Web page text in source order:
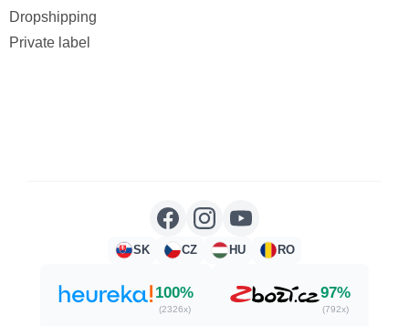
Dropshipping
Private label
SK CZ HU RO
100%
(2326x)
97%
(792x)